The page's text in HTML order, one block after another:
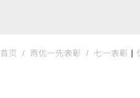
首页 / 两优一先表彰 / 七一表彰